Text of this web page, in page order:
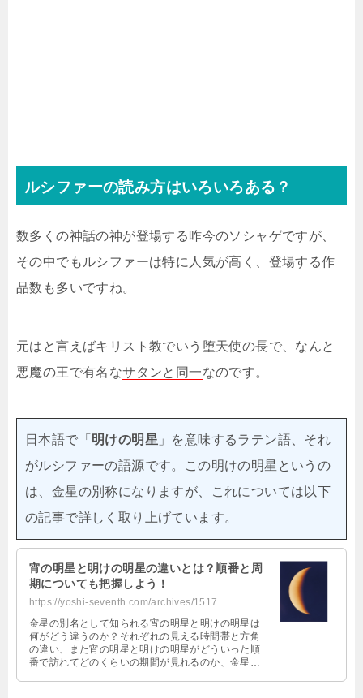
ルシファーの読み方はいろいろある？
数多くの神話の神が登場する昨今のソシャゲですが、
その中でもルシファーは特に人気が高く、登場する作
品数も多いですね。
元はと言えばキリスト教でいう堕天使の長で、なんと
悪魔の王で有名なサタンと同一なのです。
日本語で「 明けの明星 」を意味するラテン語、それ
がルシファーの語源です。この明けの明星というの
は、金星の別称になりますが、これについては以下
の記事で詳しく取り上げています。
宵の明星と明けの明星の違いとは？順番と周
期についても把握しよう！
https://yoshi-seventh.com/archives/1517
金星の別名として知られる宵の明星と明けの明星は
何がどう違うのか？それぞれの見える時間帯と方角
の違い、また宵の明星と明けの明星がどういった順
番で訪れてどのくらいの期間が見れるのか、金星の